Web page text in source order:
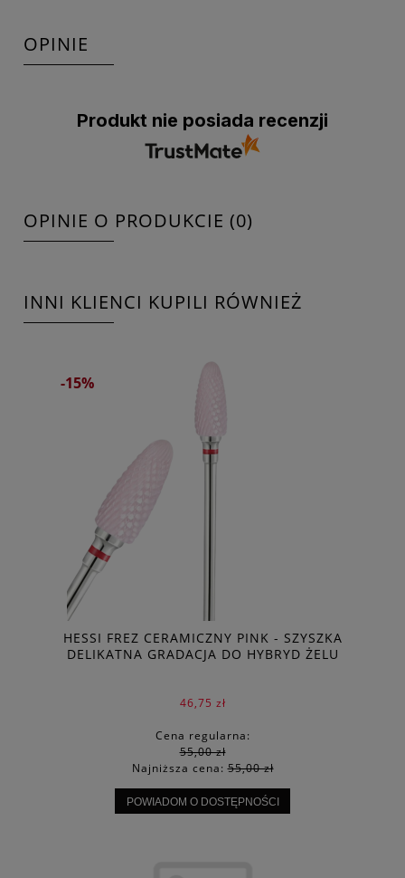
OPINIE
Produkt nie posiada recenzji
OPINIE O PRODUKCIE (0)
INNI KLIENCI KUPILI RÓWNIEŻ
-15%
HESSI FREZ CERAMICZNY PINK - SZYSZKA
DELIKATNA GRADACJA DO HYBRYD ŻELU
46,75 zł
Cena regularna:
55,00 zł
Najniższa cena:55,00 zł
POWIADOM O DOSTĘPNOŚCI